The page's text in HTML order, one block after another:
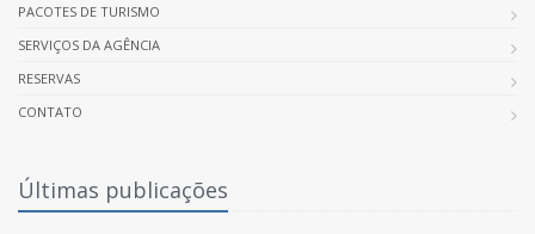
PACOTES DE TURISMO
SERVIÇOS DA AGÊNCIA
RESERVAS
CONTATO
Últimas publicações